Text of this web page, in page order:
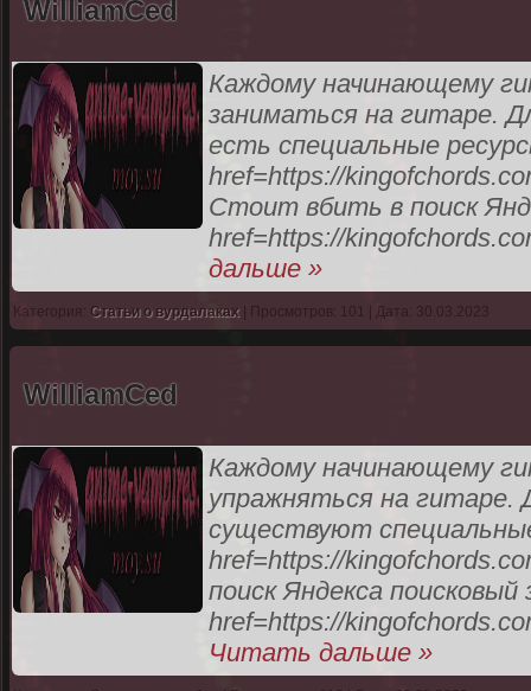
WilliamCed
Каждому начинающему
заниматься на гитаре.
есть специальные
href=https://
Стоит вбить в поиск
href=https://
дальше »
Категория: Статьи о вурдалаках | Просмотров: 101 | Дата: 30.03.2023
WilliamCed
Каждому начинающему
упражняться на гитаре.
существуют
href=https://
поиск Яндекса поисковый
href=https://
Читать дальше »